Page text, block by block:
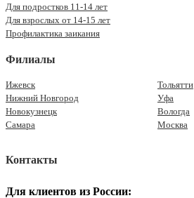
Для подростков 11-14 лет
Для взрослых от 14-15 лет
Профилактика заикания
Филиалы
Ижевск
Нижний Новгород
Новокузнецк
Самара
Тольятти
Уфа
Вологда
Москва
Контакты
Для клиентов из России: